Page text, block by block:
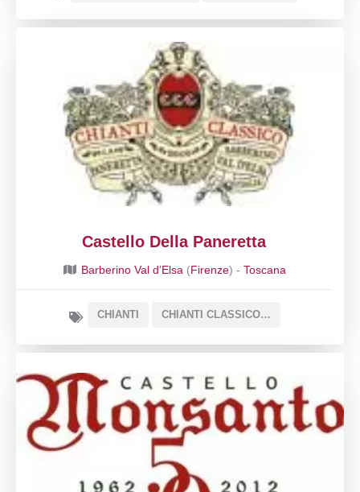
Castello Della Paneretta
Barberino Val d’Elsa (Firenze) - Toscana
CHIANTI CHIANTI CLASSICO DOCG